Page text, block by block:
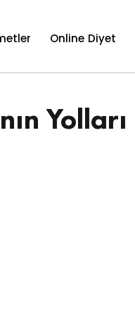
Online Diyet
Yolları